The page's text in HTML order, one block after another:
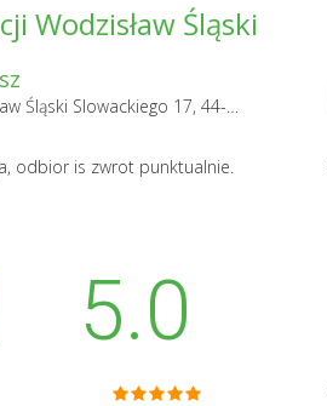
Wodzisław Śląski
Wodzisław Śląski Slowackiego 17, 44-310 Radlin 2025-04-10
odbior is zwrot punktualnie.
5.0